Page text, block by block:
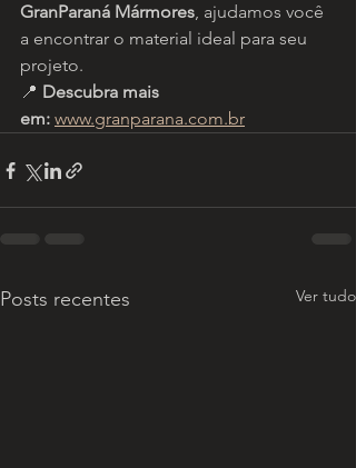
GranParaná Mármores, ajudamos você
a encontrar o material ideal para seu
projeto.
📍 Descubra mais
em: www.granparana.com.br
Posts recentes Ver tudo